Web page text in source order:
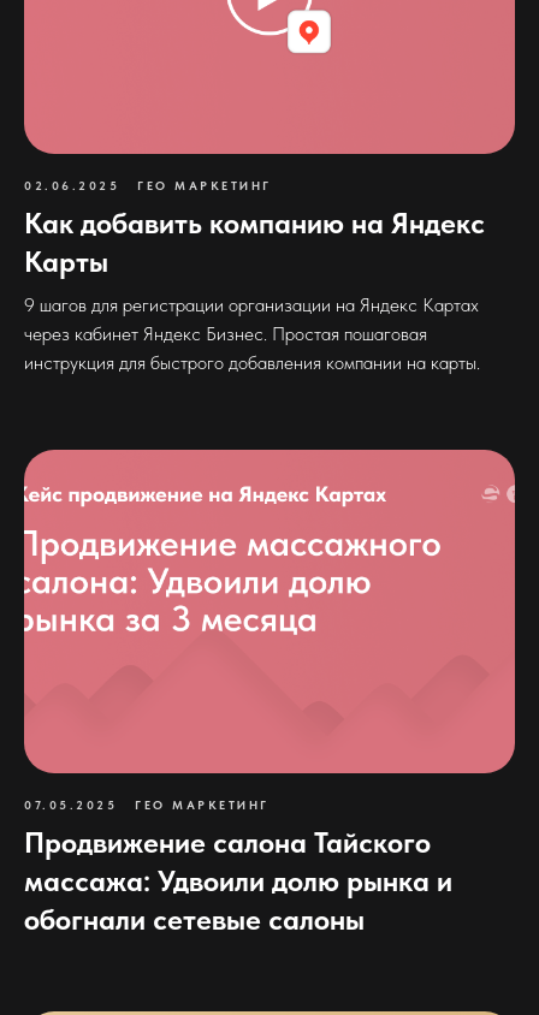
02.06.2025 ГЕО МАРКЕТИНГ
Как добавить компанию на Яндекс
Карты
9 шагов для регистрации организации на Яндекс Картах
через кабинет Яндекс Бизнес. Простая пошаговая
инструкция для быстрого добавления компании на карты.
07.05.2025 ГЕО МАРКЕТИНГ
Продвижение салона Тайского
массажа: Удвоили долю рынка и
обогнали сетевые салоны